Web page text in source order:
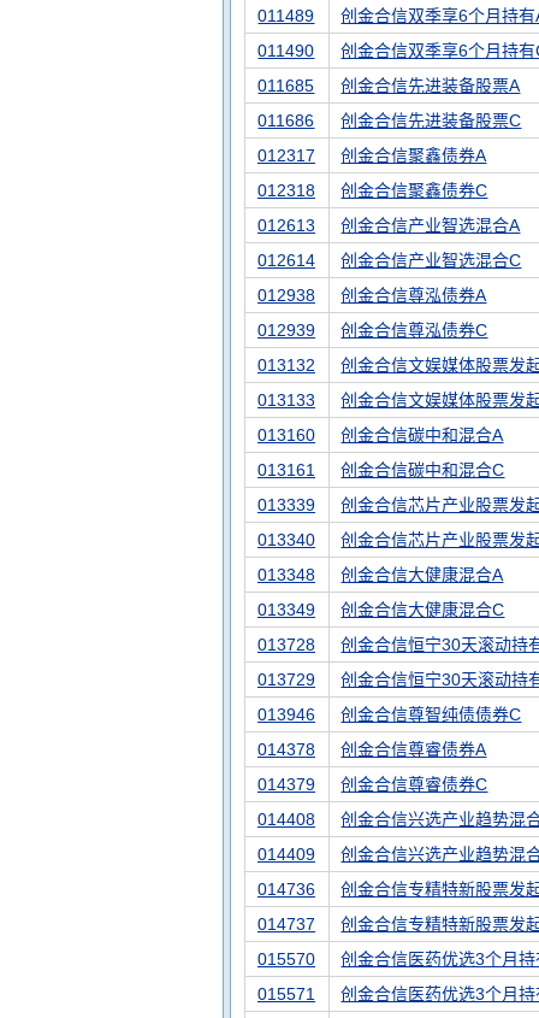
011489
创金合信双季享6个月持有
011490
创金合信双季享6个月持有
011685
创金合信先进装备股票A
011686
创金合信先进装备股票C
012317
创金合信聚鑫债券A
012318
创金合信聚鑫债券C
012613
创金合信产业智选混合A
012614
创金合信产业智选混合C
012938
创金合信尊泓债券A
012939
创金合信尊泓债券C
013132
创金合信文娱媒体股票发
013133
创金合信文娱媒体股票发
013160
创金合信碳中和混合A
013161
创金合信碳中和混合C
013339
创金合信芯片产业股票发
013340
创金合信芯片产业股票发
013348
创金合信大健康混合A
013349
创金合信大健康混合C
013728
创金合信恒宁30天滚动持
013729
创金合信恒宁30天滚动持
013946
创金合信尊智纯债债券C
014378
创金合信尊睿债券A
014379
创金合信尊睿债券C
014408
创金合信兴选产业趋势混
014409
创金合信兴选产业趋势混
014736
创金合信专精特新股票发
014737
创金合信专精特新股票发
015570
创金合信医药优选3个月
015571
创金合信医药优选3个月